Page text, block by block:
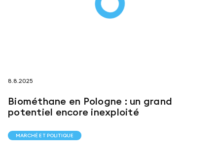
suivez-nous sur
8.8.2025
Biométhane en Pologne : un grand
potentiel encore inexploité
MARCHÉ ET POLITIQUE